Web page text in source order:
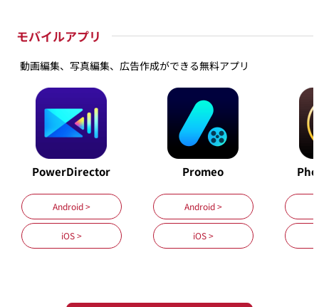
モバイルアプリ
動画編集、写真編集、広告作成ができる無料アプリ
PowerDirector
Android >
iOS >
Promeo
Android >
iOS >